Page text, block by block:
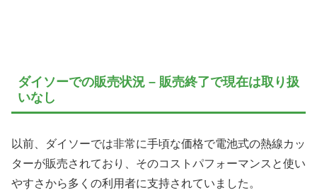
ダイソーでの販売状況 – 販売終了で現在は取り扱
いなし
以前、ダイソーでは非常に手頃な価格で電池式の熱線カッ
ターが販売されており、そのコストパフォーマンスと使い
やすさから多くの利用者に支持されていました。